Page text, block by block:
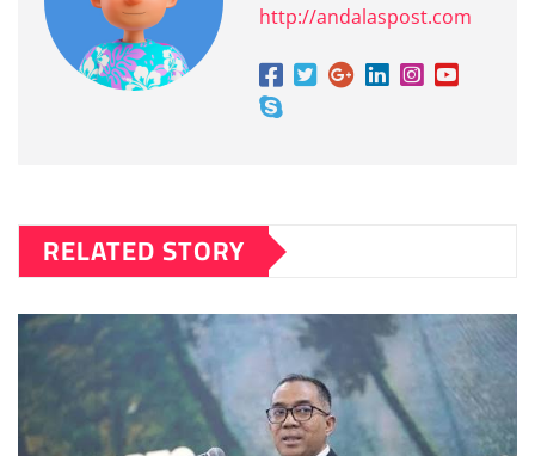
http://andalaspost.com
RELATED STORY